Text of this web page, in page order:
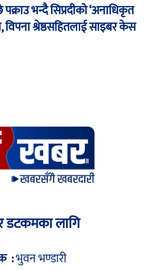
भन्दै सिप्रदीको ‘अनाधिकृत
विपना श्रेष्ठसहितलाई साइबर केस
डटकमका लागि
:भुवन भण्डारी